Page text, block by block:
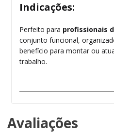
Indicações:
Perfeito para profissionais
conjunto funcional,
benefício para montar ou
trabalho.
Avaliações